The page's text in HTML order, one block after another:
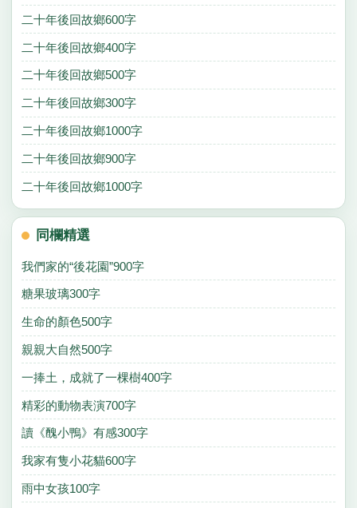
二十年後回故鄉600字
二十年後回故鄉400字
二十年後回故鄉500字
二十年後回故鄉300字
二十年後回故鄉1000字
二十年後回故鄉900字
二十年後回故鄉1000字
同欄精選
我們家的“後花園”900字
糖果玻璃300字
生命的顏色500字
親親大自然500字
一捧土，成就了一棵樹400字
精彩的動物表演700字
讀《醜小鴨》有感300字
我家有隻小花貓600字
雨中女孩100字